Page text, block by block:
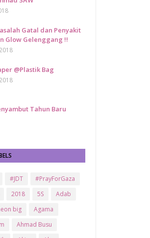
Gatal dan Penyakit
Glow Gelenggang !!
@Plastik Bag
Tahun Baru
#JDT
#PrayForGaza
2018 5S
Adab
big
Agama
Ahmad Busu